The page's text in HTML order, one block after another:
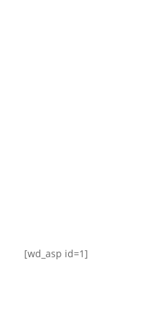
[wd_asp id=1]